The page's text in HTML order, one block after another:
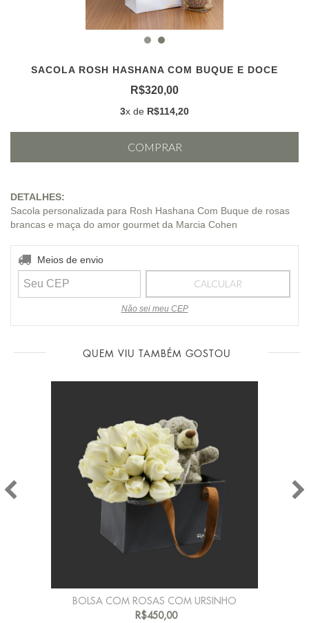
SACOLA ROSH HASHANA COM BUQUE E DOCE
R$320,00
3x de R$114,20
DETALHES:
Sacola personalizada para Rosh Hashana Com Buque de rosas
brancas e maça do amor gourmet da Marcia Cohen
Entregas para o CEP:
Meios de envio
CALCULAR
Não sei meu CEP
QUEM VIU TAMBÉM GOSTOU
BOLSA COM ROSAS COM URSINHO
R$450,00